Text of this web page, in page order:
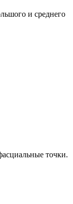
и среднего
точки.